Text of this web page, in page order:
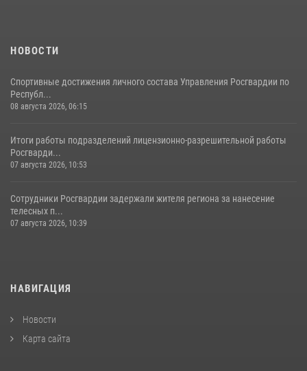
НОВОСТИ
Спортивные достижения личного состава Управления Росгвардии по
Республ...
08 августа 2026, 06:15
Итоги работы подразделений лицензионно-разрешительной работы
Росгварди...
07 августа 2026, 10:53
Сотрудники Росгвардии задержали жителя региона за нанесение
телесных п...
07 августа 2026, 10:39
НАВИГАЦИЯ
Новости
Карта сайта